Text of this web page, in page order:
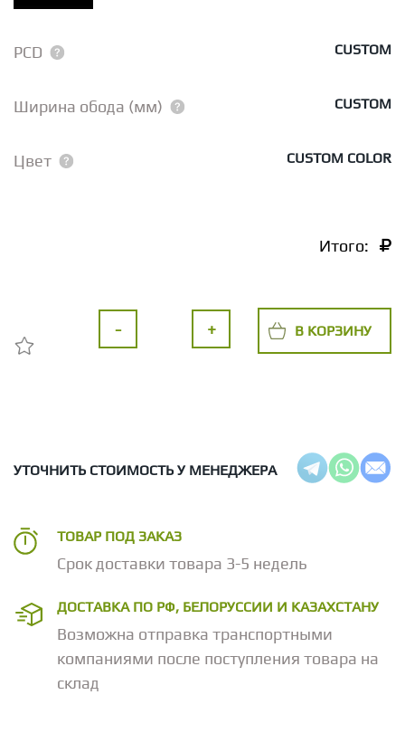
PCD CUSTOM
Ширина обода (мм) CUSTOM
Цвет CUSTOM COLOR
Итого:
- + В КОРЗИНУ
УТОЧНИТЬ СТОИМОСТЬ У МЕНЕДЖЕРА
ТОВАР ПОД ЗАКАЗ
Срок доставки товара 3-5 недель
ДОСТАВКА ПО РФ, БЕЛОРУССИИ И КАЗАХСТАНУ
Возможна отправка транспортными
компаниями после поступления товара на
склад